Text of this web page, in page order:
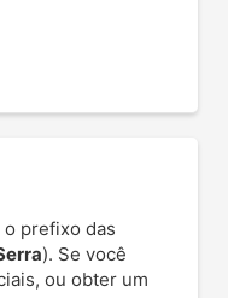
prefixo das
). Se você
ou obter um